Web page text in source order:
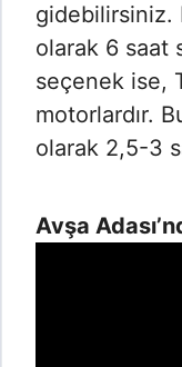
gidebilirsiniz.
olarak 6 saat
seçenek ise,
motorlardır.
olarak 2,5-3
Avşa